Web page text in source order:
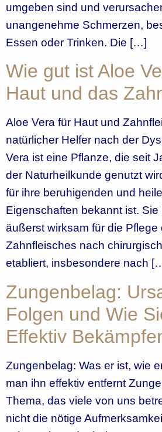
umgeben sind und
unangenehme Schmerzen,
Essen oder Trinken. Die […]
Wie gut ist Aloe
Haut und das
Aloe Vera für Haut und
natürlicher Helfer nach der
Vera ist eine Pflanze, die seit
der Naturheilkunde genutzt
für ihre beruhigenden und
Eigenschaften bekannt ist. Sie
äußerst wirksam für die Pflege
Zahnfleisches nach
etabliert, insbesondere nach
Zungenbelag:
Folgen und Wie
Effektiv
Zungenbelag: Was er ist, wie
man ihn effektiv entfernt
Thema, das viele von uns
nicht die nötige